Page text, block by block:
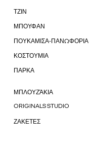
ΤΖΙΝ
ΜΠΟΥΦΑΝ
ΠΟΥΚΑΜΙΣΑ-ΠΑΝΩΦΟΡΙΑ
ΚΟΣΤΟΥΜΙΑ
ΠΑΡΚΑ
ΜΠΛΟΥΖΆΚΙΑ
ORIGINALS STUDIO
ΖΑΚΕΤΕΣ